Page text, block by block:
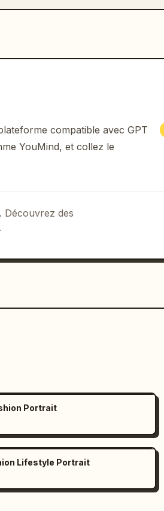
compatible avec GPT
YouMind, et collez le
Découvrez des
Portrait
Lifestyle Portrait